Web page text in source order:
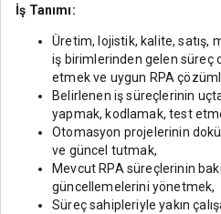
İş Tanımı:
Üretim, lojistik, kalite, satış,
iş birimlerinden gelen süreç
etmek ve uygun RPA
Belirlenen iş süreçlerinin
yapmak, kodlamak, test
Otomasyon projelerinin
ve güncel tutmak,
Mevcut RPA süreçlerinin
güncellemelerini yönetmek,
Süreç sahipleriyle yakın